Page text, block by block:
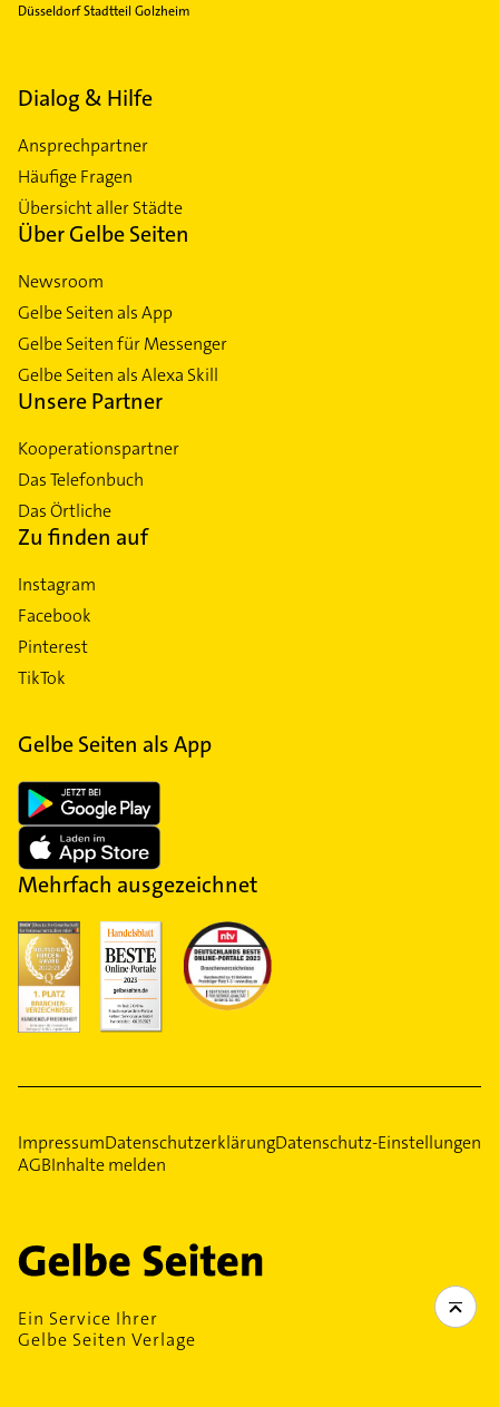
Düsseldorf Stadtteil Golzheim
Dialog & Hilfe
Ansprechpartner
Häufige Fragen
Übersicht aller Städte
Über Gelbe Seiten
Newsroom
Gelbe Seiten als App
Gelbe Seiten für Messenger
Gelbe Seiten als Alexa Skill
Unsere Partner
Kooperationspartner
Das Telefonbuch
Das Örtliche
Zu finden auf
Instagram
Facebook
Pinterest
TikTok
Gelbe Seiten als App
Mehrfach ausgezeichnet
ImpressumDatenschutzerklärungDatenschutz-Einstellungen
AGBInhalte melden
Ein Service Ihrer
Gelbe Seiten Verlage